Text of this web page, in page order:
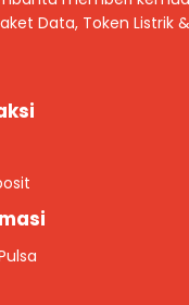
Data, Token Listrik